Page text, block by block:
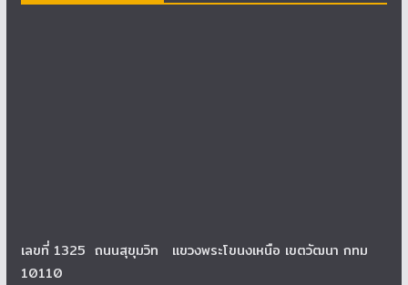
เลขที่ 1325 ถนนสุขุมวิท แขวงพระโขนงเหนือ เขตวัฒนา กทม
10110